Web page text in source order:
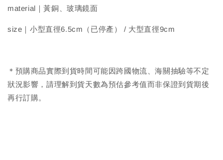
material｜黃銅、玻璃鏡面
size｜小型直徑6.5cm（已停產） / 大型直徑9cm
＊預購商品實際到貨時間可能因跨國物流、海關抽驗等不定
狀況影響，請理解到貨天數為預估參考值而非保證到貨期後
再行訂購。